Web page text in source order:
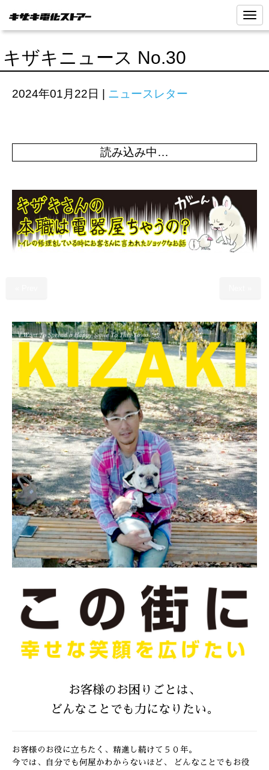
N
a
v
t
キザキニュース No.30
2024年01月22日 | ニュースレター
読み込み中…
お客様のお困りごとは、
どんなことでも力になりたい。
お客様のお役に立ちたく、精進し続けて５０年。
今では、自分でも何屋かわからないほど、
どんなことでもお役